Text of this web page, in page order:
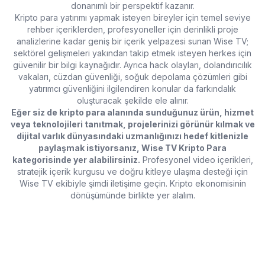
donanımlı bir perspektif kazanır.
Kripto para yatırımı yapmak isteyen bireyler için temel seviye
rehber içeriklerden, profesyoneller için derinlikli proje
analizlerine kadar geniş bir içerik yelpazesi sunan Wise TV;
sektörel gelişmeleri yakından takip etmek isteyen herkes için
güvenilir bir bilgi kaynağıdır. Ayrıca hack olayları, dolandırıcılık
vakaları, cüzdan güvenliği, soğuk depolama çözümleri gibi
yatırımcı güvenliğini ilgilendiren konular da farkındalık
oluşturacak şekilde ele alınır.
Eğer siz de kripto para alanında sunduğunuz ürün, hizmet
veya teknolojileri tanıtmak, projelerinizi görünür kılmak ve
dijital varlık dünyasındaki uzmanlığınızı hedef kitlenizle
paylaşmak istiyorsanız, Wise TV Kripto Para
kategorisinde yer alabilirsiniz. Profesyonel video içerikleri,
stratejik içerik kurgusu ve doğru kitleye ulaşma desteği için
Wise TV ekibiyle şimdi iletişime geçin. Kripto ekonomisinin
dönüşümünde birlikte yer alalım.